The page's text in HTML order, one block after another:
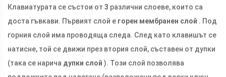
Клавиатурата се състои от 3 различни слоеве, които са
доста гъвкави. Първият слой е горен мембранен слой . Под
горния слой има проводяща следа. След като клавишът се
натисне, той се движи през втория слой, съставен от дупки
(така се нарича дупки слой ). Този слой позволява